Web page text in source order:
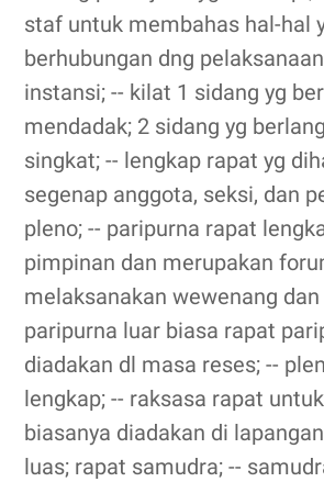
staf untuk membahas hal-hal
berhubungan dng
instansi; -- kilat 1 sidang yg
mendadak; 2 sidang yg
singkat; -- lengkap rapat yg
segenap anggota, seksi, dan
pleno; -- paripurna rapat
pimpinan dan merupakan
melaksanakan wewenang dan
paripurna luar biasa rapat
diadakan dl masa reses; --
lengkap; -- raksasa rapat
biasanya diadakan di
luas; rapat samudra; --